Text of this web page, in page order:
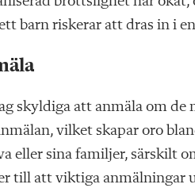
barn riskerar att dras in i
skyldiga att anmäla om
vilket skapar oro
eller sina familjer, särskilt
till att viktiga anmälningar